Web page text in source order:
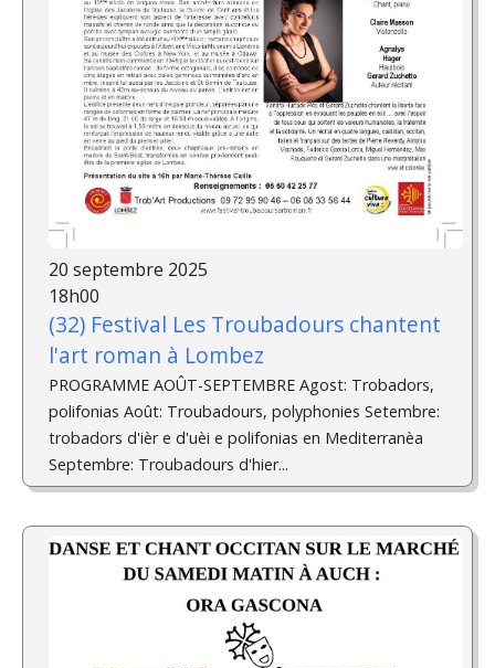
20 septembre 2025
18h00
(32) Festival Les Troubadours chantent
l'art roman à Lombez
PROGRAMME AOÛT-SEPTEMBRE Agost: Trobadors,
polifonias Août: Troubadours, polyphonies Setembre:
trobadors d'ièr e d'uèi e polifonias en Mediterranèa
Septembre: Troubadours d'hier...